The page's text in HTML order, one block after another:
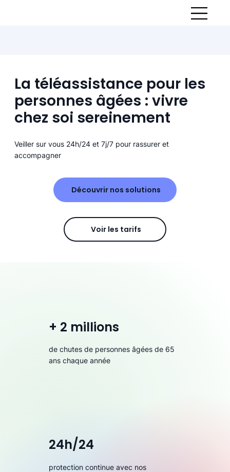
La téléassistance pour les
personnes âgées : vivre
chez soi sereinement
Veiller sur vous 24h/24 et 7j/7 pour rassurer et
accompagner
Découvrir nos solutions
Voir les tarifs
+ 2 millions
de chutes de personnes âgées de 65
ans chaque année
24h/24
protection continue avec nos